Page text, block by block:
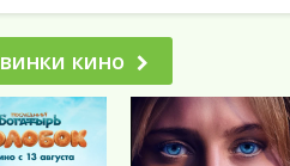
2025
кино